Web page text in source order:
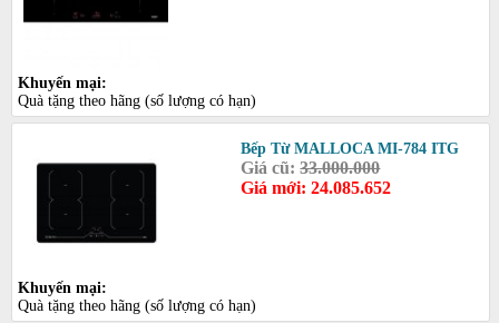
Khuyến mại:
Quà tặng theo hãng (số lượng có hạn)
Bếp Từ MALLOCA MI-784 ITG
Giá cũ:33.000.000
Giá mới: 24.085.652
Khuyến mại:
Quà tặng theo hãng (số lượng có hạn)